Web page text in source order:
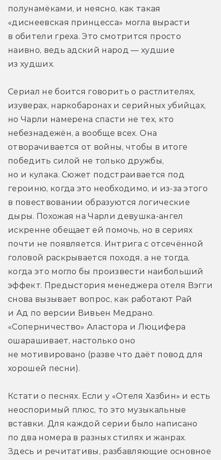
полунамёками, и неясно, как такая
«диснеевская принцесса» могла вырасти
в обители греха. Это смотрится просто
наивно, ведь адский народ — худшие
из худших.
Сериал не боится говорить о растлителях,
изуверах, наркобаронах и серийных убийцах,
но Чарли намерена спасти не тех, кто
небезнадежён, а вообще всех. Она
отворачивается от войны, чтобы в итоге
победить силой не только дружбы,
но и кулака. Сюжет подстраивается под
героиню, когда это необходимо, и из-за этого
в повествовании образуются логические
дыры. Похожая на Чарли девушка-ангел
искренне обещает ей помочь, но в сериях
почти не появляется. Интрига с отсечённой
головой раскрывается походя, а не тогда,
когда это могло бы произвести наибольший
эффект. Предыстория менеджера отеля Вэгги
снова вызывает вопрос, как работают Рай
и Ад по версии Вивьен Медрано.
«Соперничество» Аластора и Люцифера
ошарашивает, настолько оно
не мотивировано (разве что даёт повод для
хорошей песни).
Кстати о песнях. Если у «Отеля Хазбин» и есть
неоспоримый плюс, то это музыкальные
вставки. Для каждой серии было написано
по два номера в разных стилях и жанрах.
Здесь и речитативы, разбавляющие основное